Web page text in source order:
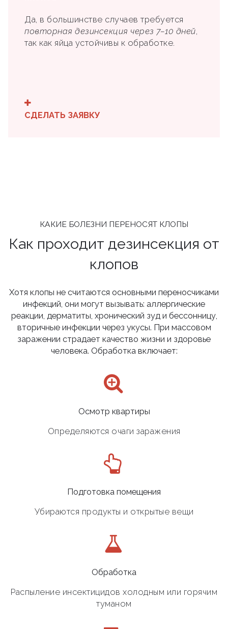
Да, в большинстве случаев требуется
повторная дезинсекция через 7–10 дней,
так как яйца устойчивы к обработке.
СДЕЛАТЬ ЗАЯВКУ
КАКИЕ БОЛЕЗНИ ПЕРЕНОСЯТ КЛОПЫ
Как проходит дезинсекция от
клопов
Хотя клопы не считаются основными переносчиками
инфекций, они могут вызывать: аллергические
реакции, дерматиты, хронический зуд и бессонницу,
вторичные инфекции через укусы. При массовом
заражении страдает качество жизни и здоровье
человека. Обработка включает:
Осмотр квартиры
Определяются очаги заражения
Подготовка помещения
Убираются продукты и открытые вещи
Обработка
Распыление инсектицидов холодным или горячим
туманом